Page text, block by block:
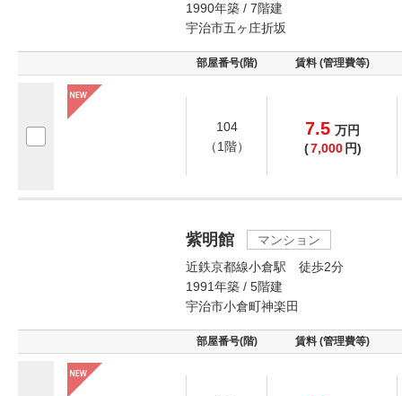
1990年築 / 7階建
宇治市五ヶ庄折坂
部屋番号(階) 賃料 (管理費等)
104
（1階）
7.5 万円
(7,000 円)
紫明館
マンション
近鉄京都線小倉駅 徒歩2分
1991年築 / 5階建
宇治市小倉町神楽田
部屋番号(階) 賃料 (管理費等)